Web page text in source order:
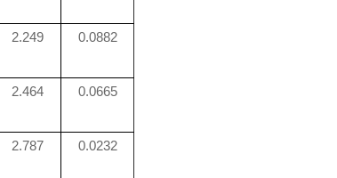
2.249 0.0882
2.464 0.0665
2.787 0.0232